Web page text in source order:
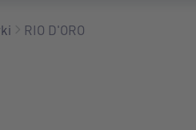
RIO D'ORO